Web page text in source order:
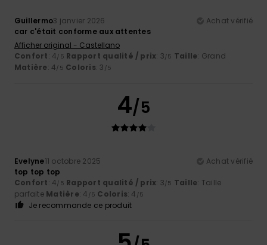
Guillermo3 janvier 2026
Achat vérifié
car c'était conforme aux attentes
Afficher original - Castellano
Confort: 4/5 Rapport qualité / prix: 3/5 Taille: Grand
Matière: 4/5 Coloris: 3 /5
4/5
Evelyne11 octobre 2025
Achat vérifié
top top top
Confort: 4/5 Rapport qualité / prix: 3/5 Taille: Taille
parfaite Matière: 4 /5 Coloris: 4 /5
Je recommande ce produit